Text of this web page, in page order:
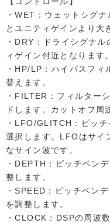
・WET：ウェットシグ
とユニティゲインより大
・DRY：ドライシグナ
ィゲイン付近となります。
・HP/LP：ハイパスフィ
替えます。
・FILTER：フィルター
ドします。カットオフ周
・LFO/GLITCH：ピッ
選択します。LFOはサイ
なサイン波です。
・DEPTH：ピッチベン
整します。
・SPEED：ピッチベン
を調整します。
・CLOCK：DSPの周波